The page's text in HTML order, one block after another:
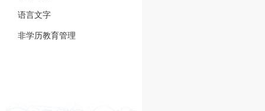
语言文字
非学历教育管理